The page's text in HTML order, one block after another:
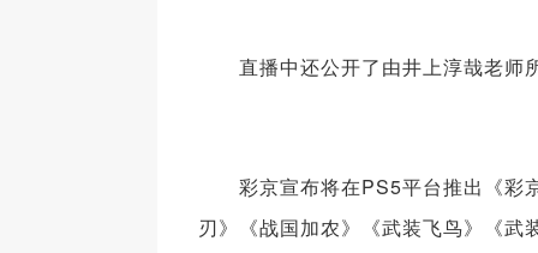
直播中还公开了由井上淳哉老师
彩京宣布将在PS5平台推出《彩
刃》《战国加农》《武装飞鸟》《